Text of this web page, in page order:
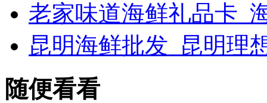
老家味道海鲜礼品卡_
昆明海鲜批发_昆明理
随便看看